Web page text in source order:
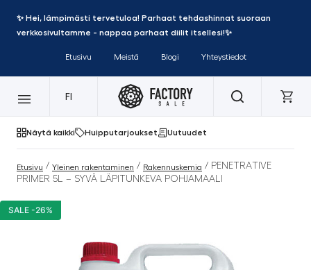
✨ Hei, lämpimästi tervetuloa! Parhaat tehdashinnat suoraan
verkkosivultamme - nappaa parhaat diilit itsellesi!✨
Etusivu Meistä Blogi Yhteystiedot
FI
Näytä kaikki Huipputarjoukset Uutuudet
Etusivu / Yleinen rakentaminen / Rakennuskemia / PENETRATIVE
PRIMER 5L – SYVÄ LÄPITUNKEVA POHJAMAALI
SALE -26%